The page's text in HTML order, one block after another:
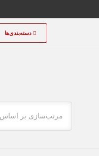
دسته‌بندی‌ها
مرتب‌سازی بر اساس